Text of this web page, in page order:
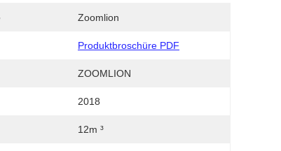
Zoomlion
Produktbroschüre PDF
ZOOMLION
2018
12m ³